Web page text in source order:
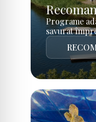
Programe
savurat